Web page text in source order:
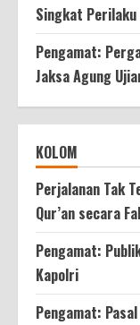
Singkat
Pengamat:
Jaksa Agung
KOLOM
Perjalanan Tak
Qur’an secara
Pengamat:
Kapolri
Pengamat: